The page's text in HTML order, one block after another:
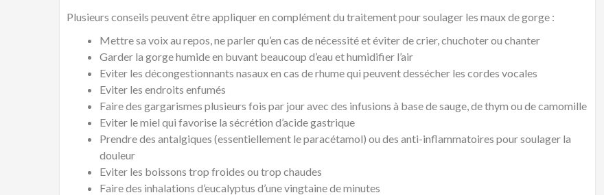
Plusieurs conseils peuvent être appliquer en complément du traitement pour soulager les maux de gorge :
Mettre sa voix au repos, ne parler qu’en cas de nécessité et éviter de crier, chuchoter ou chanter
Garder la gorge humide en buvant beaucoup d’eau et humidifier l’air
Eviter les décongestionnants nasaux en cas de rhume qui peuvent dessécher les cordes vocales
Eviter les endroits enfumés
Faire des gargarismes plusieurs fois par jour avec des infusions à base de sauge, de thym ou de camomille
Eviter le miel qui favorise la sécrétion d’acide gastrique
Prendre des antalgiques (essentiellement le paracétamol) ou des anti-inflammatoires pour soulager la
douleur
Eviter les boissons trop froides ou trop chaudes
Faire des inhalations d’eucalyptus d’une vingtaine de minutes